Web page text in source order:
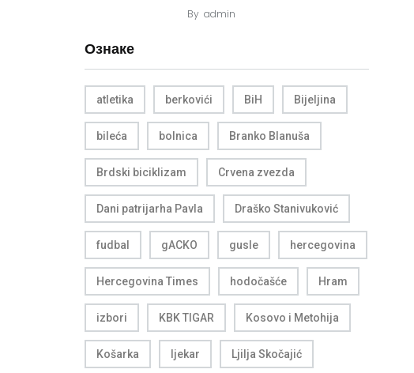
By admin
Ознаке
atletika berkovići BiH Bijeljina
bileća bolnica Branko Blanuša
Brdski biciklizam Crvena zvezda
Dani patrijarha Pavla Draško Stanivuković
fudbal gACKO gusle hercegovina
Hercegovina Times hodočašće Hram
izbori KBK TIGAR Kosovo i Metohija
Košarka ljekar Ljilja Skočajić